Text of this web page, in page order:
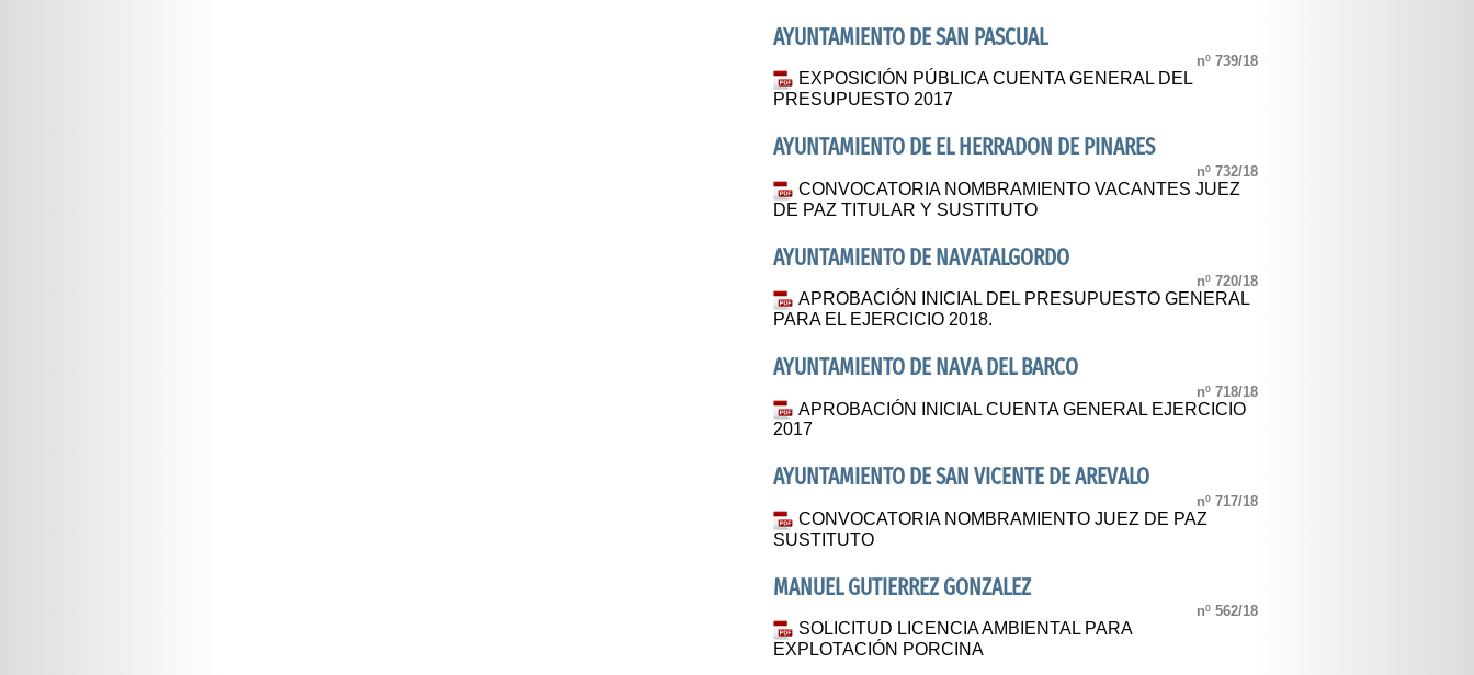
AYUNTAMIENTO DE SAN PASCUAL
nº 739/18
EXPOSICIÓN PÚBLICA CUENTA GENERAL DEL
PRESUPUESTO 2017
AYUNTAMIENTO DE EL HERRADON DE PINARES
nº 732/18
CONVOCATORIA NOMBRAMIENTO VACANTES JUEZ
DE PAZ TITULAR Y SUSTITUTO
AYUNTAMIENTO DE NAVATALGORDO
nº 720/18
APROBACIÓN INICIAL DEL PRESUPUESTO GENERAL
PARA EL EJERCICIO 2018.
AYUNTAMIENTO DE NAVA DEL BARCO
nº 718/18
APROBACIÓN INICIAL CUENTA GENERAL EJERCICIO
2017
AYUNTAMIENTO DE SAN VICENTE DE AREVALO
nº 717/18
CONVOCATORIA NOMBRAMIENTO JUEZ DE PAZ
SUSTITUTO
MANUEL GUTIERREZ GONZALEZ
nº 562/18
SOLICITUD LICENCIA AMBIENTAL PARA
EXPLOTACIÓN PORCINA